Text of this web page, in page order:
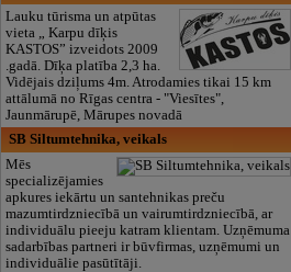
Lauku tūrisma un atpūtas
vieta „ Karpu dīķis
KASTOS” izveidots 2009
.gadā. Dīķa platība 2,3 ha.
Vidējais dziļums 4m. Atrodamies tikai 15 km
attālumā no Rīgas centra - "Viesītes",
Jaunmārupē, Mārupes novadā
SB Siltumtehnika, veikals
Mēs
specializējamies
apkures iekārtu un santehnikas preču
mazumtirdzniecībā un vairumtirdzniecībā, ar
individuālu pieeju katram klientam. Uzņēmuma
sadarbības partneri ir būvfirmas, uzņēmumi un
individuālie pasūtītāji.